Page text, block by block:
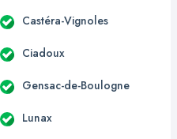
Castéra-Vignoles
Ciadoux
Gensac-de-Boulogne
Lunax